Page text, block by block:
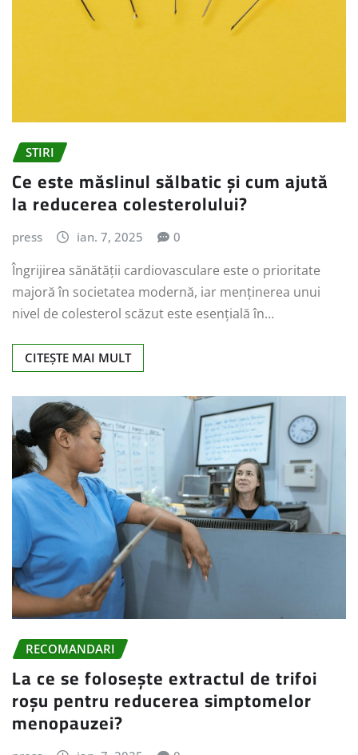
STIRI
Ce este măslinul sălbatic și cum ajută
la reducerea colesterolului?
press ian. 7, 2025 0
Îngrijirea sănătății cardiovasculare este o prioritate
majoră în societatea modernă, iar menținerea unui
nivel de colesterol scăzut este esențială în…
CITEȘTE MAI MULT
RECOMANDARI
La ce se folosește extractul de trifoi
roșu pentru reducerea simptomelor
menopauzei?